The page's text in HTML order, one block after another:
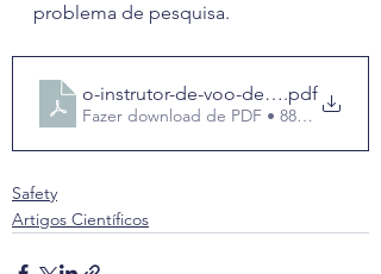
problema de pesquisa.
o-instrutor-de-voo-de-aviao
.pdf
Fazer download de PDF • 889KB
Safety
Artigos Científicos